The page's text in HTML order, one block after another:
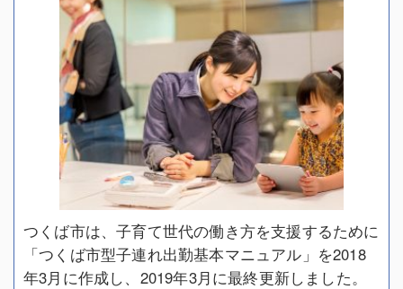
つくば市は、子育て世代の働き方を支援するために
「つくば市型子連れ出勤基本マニュアル」を2018
年3月に作成し、2019年3月に最終更新しました。